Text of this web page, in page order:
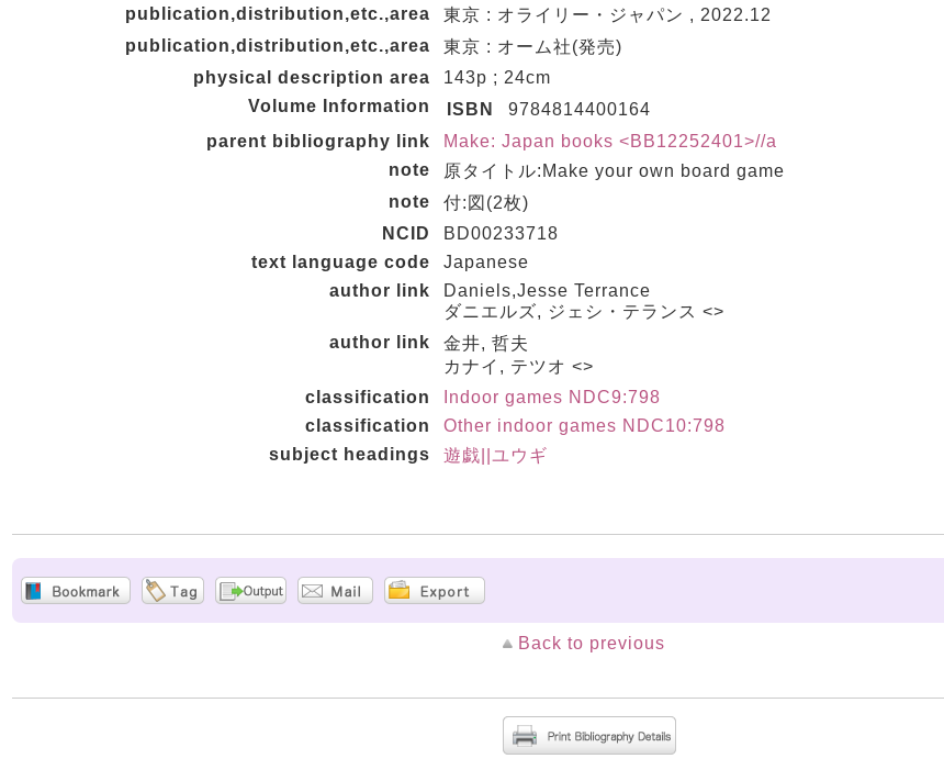
publication,distribution,etc.,area
東京 : オライリー・ジャパン , 2022.12
publication,distribution,etc.,area
東京 : オーム社(発売)
physical description area
143p ; 24cm
Volume Information
ISBN
9784814400164
parent bibliography link
Make: Japan books <BB12252401>//a
note
原タイトル:Make your own board game
note
付:図(2枚)
NCID
BD00233718
text language code
Japanese
author link
Daniels,Jesse Terrance
ダニエルズ, ジェシ・テランス <>
author link
金井, 哲夫
カナイ, テツオ <>
classification
Indoor games NDC9:798
classification
Other indoor games NDC10:798
subject headings
遊戯||ユウギ
Back to previous